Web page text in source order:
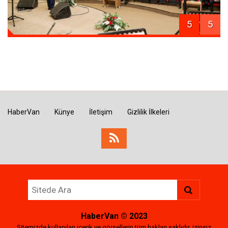
5 5
HaberVan Künye İletişim Gizlilik İlkeleri
HaberVan© 2023